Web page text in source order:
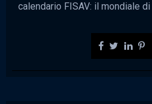
calendario FISAV: il mondiale